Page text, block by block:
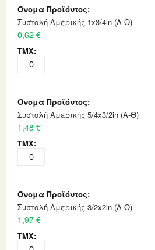
Συστολή Αμερικής 1x3/4in (Α-Θ)
0,62 €
Συστολή Αμερικής 5/4x3/2in (Α-Θ)
1,48 €
Συστολή Αμερικής 3/2x2in (Α-Θ)
1,97 €